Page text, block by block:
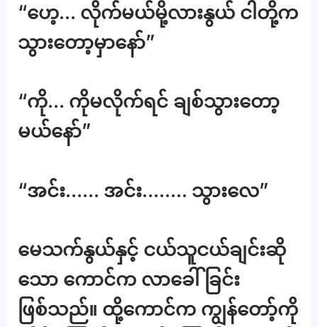
“ဟေ့… လိုက်မယ်မို့လားနွယ် ငါတို့က
သွားတော့မှာနော်”
“ကို… ကိုမလိုက်ရင် ချစ်သွားတော့
မယ်နော်”
“အင်း…… အင်း…….. သွားလေ”
မေသက်နွယ်နှင့် ငယ်သူငယ်ချင်းဆို
သော ကောင်က လာခေါ်ခြင်း
ဖြစ်သည်။ ထို့ကောင်က ကျွန်တော့်ကို